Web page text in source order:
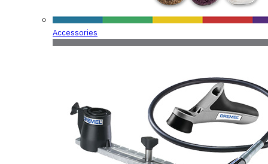
Accessories